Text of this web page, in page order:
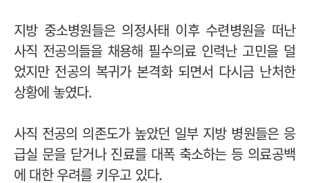
지방 중소병원들은 의정사태 이후 수련병원을 떠난
사직 전공의들을 채용해 필수의료 인력난 고민을 덜
었지만 전공의 복귀가 본격화 되면서 다시금 난처한
상황에 놓였다.
사직 전공의 의존도가 높았던 일부 지방 병원들은 응
급실 문을 닫거나 진료를 대폭 축소하는 등 의료공백
에 대한 우려를 키우고 있다.